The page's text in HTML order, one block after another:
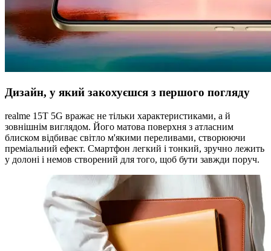
Дизайн, у який закохуєшся з першого погляду
realme 15T 5G вражає не тільки характеристиками, а й
зовнішнім виглядом. Його матова поверхня з атласним
блиском відбиває світло м'якими переливами, створюючи
преміальний ефект. Смартфон легкий і тонкий, зручно лежить
у долоні і немов створений для того, щоб бути завжди поруч.